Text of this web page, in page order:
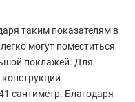
таким показателям в
могут поместиться
поклажей. Для
сантиметр. Благодаря